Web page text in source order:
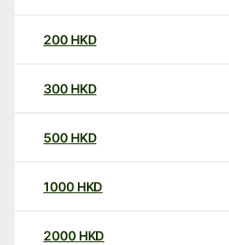
200 HKD
300 HKD
500 HKD
1000 HKD
2000 HKD